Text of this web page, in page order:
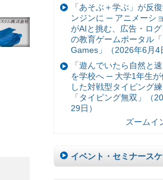
「あそぶ＋学ぶ」が反
ンジンに ─ アニメーシ
がAIと挑む、広告・ロ
の教育ゲームポータル
Games」（2026年6月4
「遊んでいたら自然と速
を学校へ ─ 大学1年生が
した対戦型タイピング
「タイピング無双」（
29日）
ズームイ
イベント・セミナース